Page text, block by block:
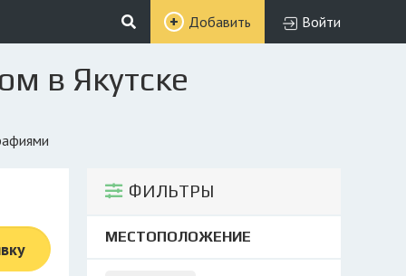
Добавить Войти
в Якутске
ФИЛЬТРЫ
МЕСТОПОЛОЖЕНИЕ